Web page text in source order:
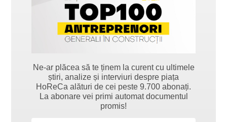
Ne-ar plăcea să te ținem la curent cu ultimele
știri, analize și interviuri despre piața
HoReCa alături de cei peste 9.700 abonați.
La abonare vei primi automat documentul
promis!